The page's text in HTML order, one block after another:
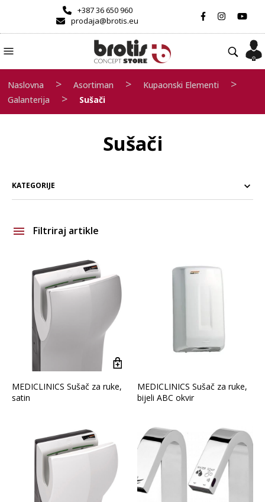
+387 36 650 960
prodaja@brotis.eu
Naslovna > Asortiman > Kupaonski Elementi >
Galanterija > Sušači
Sušači
KATEGORIJE
Filtriraj artikle
Vrsta asortimana
MEDICLINICS Sušač za ruke,
satin
MEDICLINICS Sušač za ruke,
bijeli ABC okvir